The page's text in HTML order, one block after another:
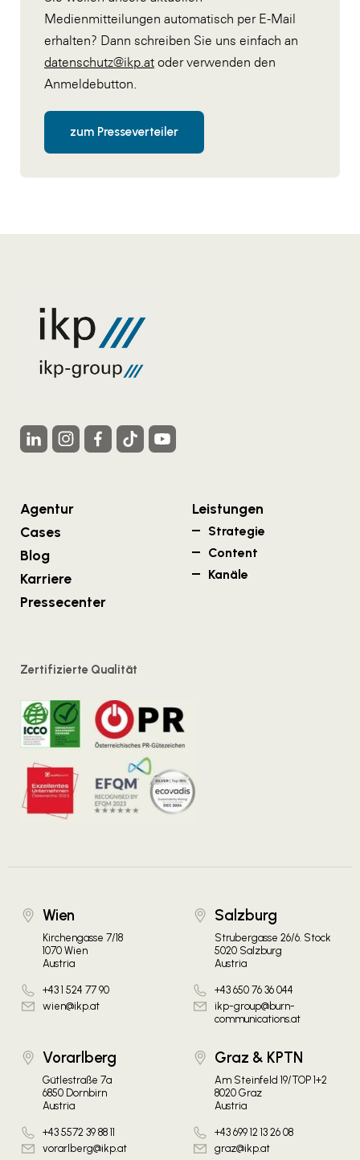
Medienmitteilungen automatisch per E-Mail
erhalten? Dann schreiben Sie uns einfach an
datenschutz@ikp.at oder verwenden den
Anmeldebutton.
zum Presseverteiler
Agentur
Cases
Blog
Karriere
Pressecenter
Leistungen
Strategie
Content
Kanäle
Zertifizierte Qualität
Wien
Kirchengasse 7/18
1070 Wien
Austria
+43 1 524 77 90
wien@ikp.at
Salzburg
Strubergasse 26/6. Stock
5020 Salzburg
Austria
+43 650 76 36 044
ikp-group@burn-
communications.at
Vorarlberg
Gütlestraße 7a
6850 Dornbirn
Austria
+43 5572 39 88 11
vorarlberg@ikp.at
Graz & KPTN
Am Steinfeld 19/TOP 1+2
8020 Graz
Austria
+43 699 12 13 26 08
graz@ikp.at